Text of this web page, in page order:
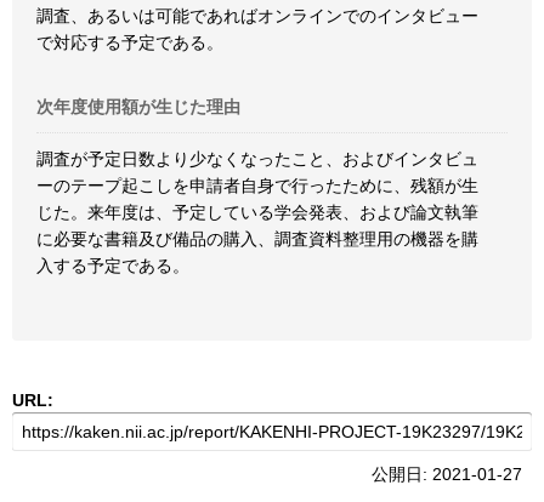
調査、あるいは可能であればオンラインでのインタビュー
で対応する予定である。
次年度使用額が生じた理由
調査が予定日数より少なくなったこと、およびインタビュ
ーのテープ起こしを申請者自身で行ったために、残額が生
じた。来年度は、予定している学会発表、および論文執筆
に必要な書籍及び備品の購入、調査資料整理用の機器を購
入する予定である。
URL:
公開日: 2021-01-27